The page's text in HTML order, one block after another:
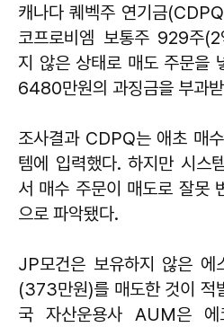
캐나다 퀘벡주 연기금
코프로비엠 보통주 929주
지 않은 상태로 매도 주문을
6480만원의 과징금을 부과
조사결과 CDPQ는 애초 매
템에 입력했다. 하지만 시스
서 매수 주문이 매도로 잘못
으로 파악됐다.
JP모건은 보유하지 않은
(373만원)를 매도한 것이 적
국 자산운용사 AUM은 에